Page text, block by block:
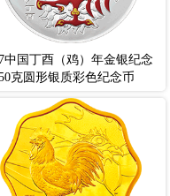
中国丁酉（鸡）年金银纪念
克圆形银质彩色纪念币